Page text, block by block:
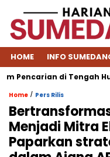
HOME INFO
di Tengah Hujan
Home / Pers Rilis
Menjadi Mitra
Paparkan